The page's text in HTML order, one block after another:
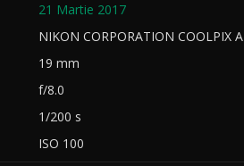
21 Martie 2017
NIKON CORPORATION COOLPIX A
19 mm
f/8.0
1/200 s
ISO 100